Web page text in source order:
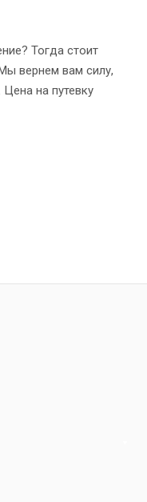
Тогда стоит
вернем вам силу,
на путевку